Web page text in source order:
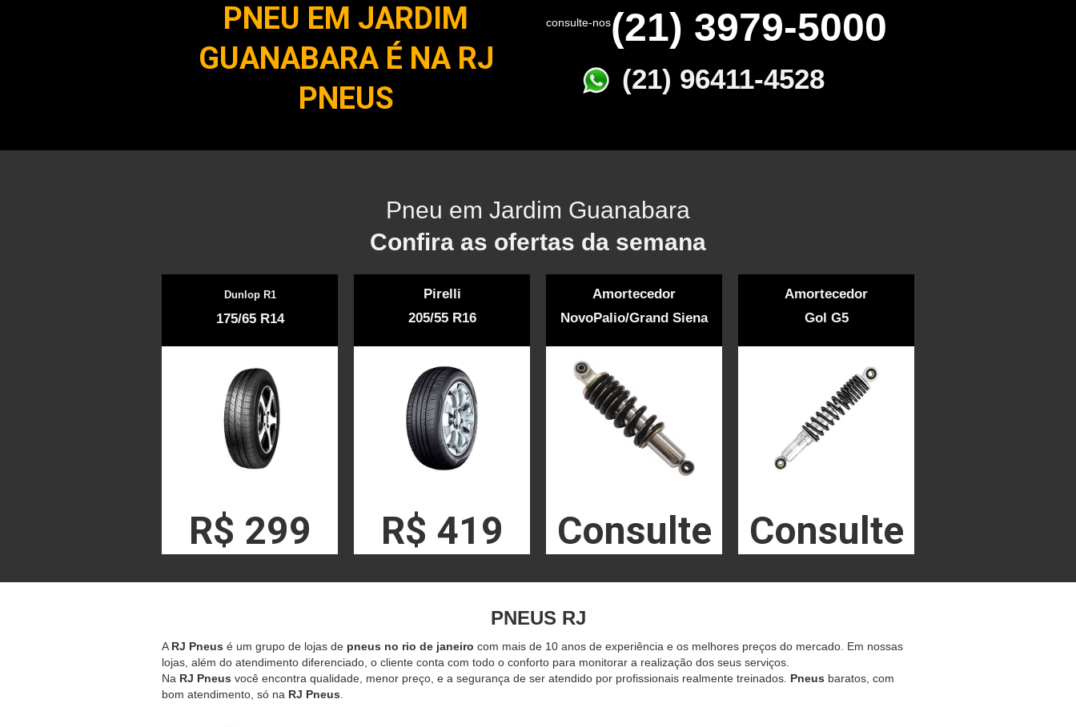
PNEU EM JARDIM
GUANABARA É NA RJ
PNEUS
consulte-nos(21) 3979-5000
(21) 96411-4528
Pneu em Jardim Guanabara
Confira as ofertas da semana
Dunlop R1
175/65 R14
R$ 299
Pirelli
205/55 R16
R$ 419
Amortecedor
NovoPalio/Grand Siena
Consulte
Amortecedor
Gol G5
Consulte
PNEUS RJ
A RJ Pneus é um grupo de lojas de pneus no rio de janeiro com mais de 10 anos de experiência e os melhores preços do mercado. Em nossas
lojas, além do atendimento diferenciado, o cliente conta com todo o conforto para monitorar a realização dos seus serviços.
Na RJ Pneus você encontra qualidade, menor preço, e a segurança de ser atendido por profissionais realmente treinados. Pneus baratos, com
bom atendimento, só na RJ Pneus